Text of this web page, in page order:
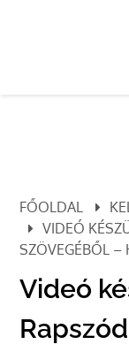
FŐOLDAL
VIDEÓ
SZÖVEGÉBŐL –
Videó